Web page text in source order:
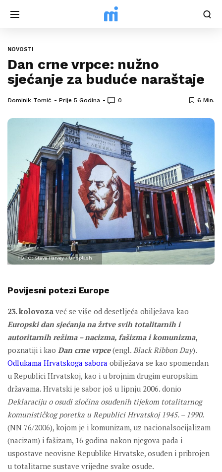
NOVOSTI
Dan crne vrpce: nužno
sjećanje za buduće naraštaje
Dominik Tomić Prije 5 Godina 0 6 Min.
FOTO: Steve Harvey / Unsplash
Povijesni potezi Europe
23. kolovoza već se više od desetljeća obilježava kao
Europski dan sjećanja na žrtve svih totalitarnih i
autoritarnih režima – nacizma, fašizma i komunizma,
poznatiji i kao Dan crne vrpce (engl. Black Ribbon Day).
Odlukama Hrvatskoga sabora obilježava se kao spomendan
u Republici Hrvatskoj, kao i u brojnim drugim europskim
državama. Hrvatski je sabor još u lipnju 2006. donio
Deklaraciju o osudi zločina osuđenih tijekom totalitarnog
komunističkog poretka u Republici Hrvatskoj 1945. – 1990.
(NN 76/2006), kojom je i komunizam, uz nacionalsocijalizam
(nacizam) i fašizam, 16 godina nakon njegova pada i
uspostave neovisne Republike Hrvatske, osuđen i pribrojen
u totalitarne sustave vrijedne svake osude.